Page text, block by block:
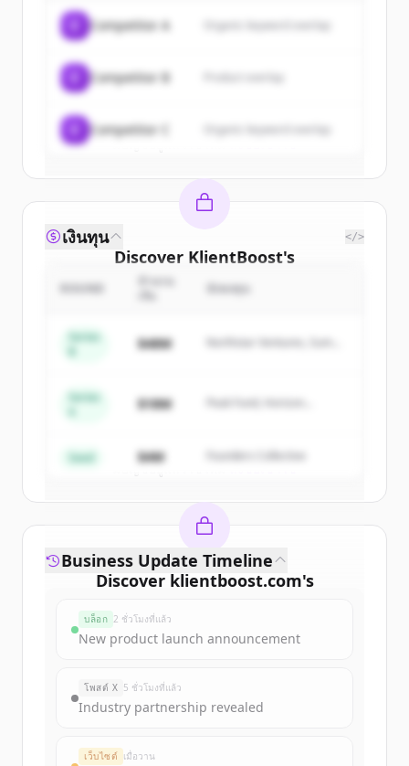
New accounts include trial credits to
มีบัญชีอยู่แล้วใช่ไหม
Competitor A Organic keyword overlap
Competitor B
Competitor C Organic keyword overlap
Discover KlientBoost's
competitors
ofKlientBoost.
New accounts include trial credits to
มีบัญชีอยู่แล้วใช่ไหม
เงินทุน </>
นักลงทุน
Series
$48M
Northstar Ventures, Summit
Series
$18M
Peak Fund, Horizon
Seed $4M Founders Collective
Discover klientboost.com's
Sign up for free to view allfunding
New accounts include trial credits to
get started.
Create Free Account
Business Update Timeline
บล็อก 2 ชั่วโมงที่แล้ว
New product launch announcement
โพสต์ X 5 ชั่วโมงที่แล้ว
Industry partnership revealed
เว็บไซต์ เมื่อวาน